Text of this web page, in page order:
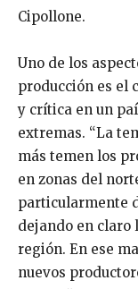
Cipollone.
Uno de los
producción es el
y crítica en un
extremas. “La
más temen los
en zonas del
particularmente
dejando en claro
región. En ese
nuevos